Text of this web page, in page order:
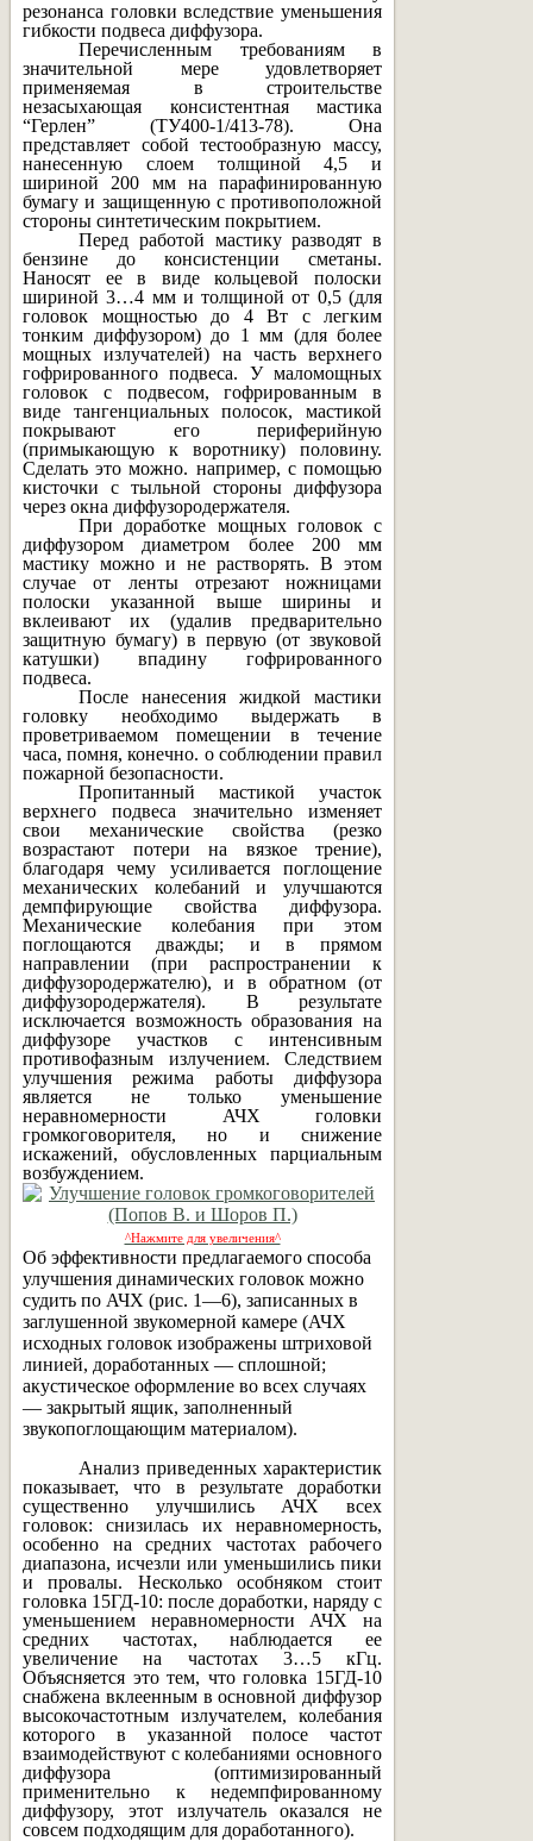
резонанса головки вследствие уменьшения
гибкости подвеса диффузора.
Перечисленным требованиям в
значительной мере удовлетворяет
применяемая в строительстве
незасыхающая консистентная мастика
“Герлен” (ТУ400-1/413-78). Она
представляет собой тестообразную массу,
нанесенную слоем толщиной 4,5 и
шириной 200 мм на парафинированную
бумагу и защищенную с противоположной
стороны синтетическим покрытием.
Перед работой мастику разводят в
бензине до консистенции сметаны.
Наносят ее в виде кольцевой полоски
шириной 3…4 мм и толщиной от 0,5 (для
головок мощностью до 4 Вт с легким
тонким диффузором) до 1 мм (для более
мощных излучателей) на часть верхнего
гофрированного подвеса. У маломощных
головок с подвесом, гофрированным в
виде тангенциальных полосок, мастикой
покрывают его периферийную
(примыкающую к воротнику) половину.
Сделать это можно. например, с помощью
кисточки с тыльной стороны диффузора
через окна диффузородержателя.
При доработке мощных головок с
диффузором диаметром более 200 мм
мастику можно и не растворять. В этом
случае от ленты отрезают ножницами
полоски указанной выше ширины и
вклеивают их (удалив предварительно
защитную бумагу) в первую (от звуковой
катушки) впадину гофрированного
подвеса.
После нанесения жидкой мастики
головку необходимо выдержать в
проветриваемом помещении в течение
часа, помня, конечно. о соблюдении правил
пожарной безопасности.
Пропитанный мастикой участок
верхнего подвеса значительно изменяет
свои механические свойства (резко
возрастают потери на вязкое трение),
благодаря чему усиливается поглощение
механических колебаний и улучшаются
демпфирующие свойства диффузора.
Механические колебания при этом
поглощаются дважды; и в прямом
направлении (при распространении к
диффузородержателю), и в обратном (от
диффузородержателя). В результате
исключается возможность образования на
диффузоре участков с интенсивным
противофазным излучением. Следствием
улучшения режима работы диффузора
является не только уменьшение
неравномерности АЧХ головки
громкоговорителя, но и снижение
искажений, обусловленных парциальным
возбуждением.
^Нажмите для увеличения^
Об эффективности предлагаемого способа
улучшения динамических головок можно
судить по АЧХ (рис. 1—6), записанных в
заглушенной звукомерной камере (АЧХ
исходных головок изображены штриховой
линией, доработанных — сплошной;
акустическое оформление во всех случаях
— закрытый ящик, заполненный
звукопоглощающим материалом).
Анализ приведенных характеристик
показывает, что в результате доработки
существенно улучшились АЧХ всех
головок: снизилась их неравномерность,
особенно на средних частотах рабочего
диапазона, исчезли или уменьшились пики
и провалы. Несколько особняком стоит
головка 15ГД-10: после доработки, наряду с
уменьшением неравномерности АЧХ на
средних частотах, наблюдается ее
увеличение на частотах 3…5 кГц.
Объясняется это тем, что головка 15ГД-10
снабжена вклеенным в основной диффузор
высокочастотным излучателем, колебания
которого в указанной полосе частот
взаимодействуют с колебаниями основного
диффузора (оптимизированный
применительно к недемпфированному
диффузору, этот излучатель оказался не
совсем подходящим для доработанного).